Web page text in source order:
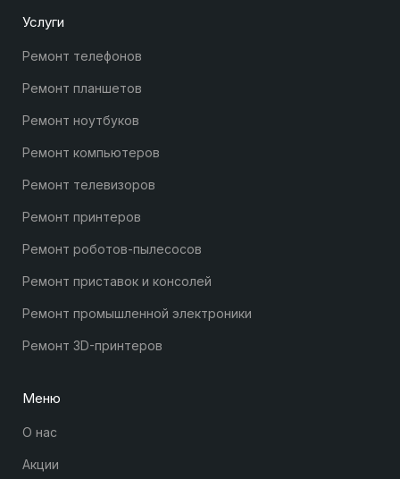
Услуги
Ремонт телефонов
Ремонт планшетов
Ремонт ноутбуков
Ремонт компьютеров
Ремонт телевизоров
Ремонт принтеров
Ремонт роботов-пылесосов
Ремонт приставок и консолей
Ремонт промышленной электроники
Ремонт 3D-принтеров
Меню
О нас
Акции